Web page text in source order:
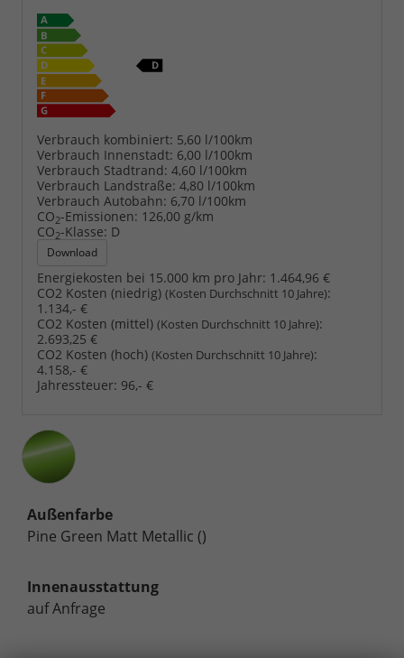
Verbrauch kombiniert: 5,60 l/100km
Verbrauch Innenstadt: 6,00 l/100km
Verbrauch Stadtrand: 4,60 l/100km
Verbrauch Landstraße: 4,80 l/100km
Verbrauch Autobahn: 6,70 l/100km
CO2-Emissionen: 126,00 g/km
CO2-Klasse: D
Download
Energiekosten bei 15.000 km pro Jahr: 1.464,96 €
CO2 Kosten (niedrig) (Kosten Durchschnitt 10 Jahre):
1.134,- €
CO2 Kosten (mittel) (Kosten Durchschnitt 10 Jahre):
2.693,25 €
CO2 Kosten (hoch) (Kosten Durchschnitt 10 Jahre):
4.158,- €
Jahressteuer: 96,- €
Außenfarbe
Pine Green Matt Metallic ()
Innenausstattung
auf Anfrage